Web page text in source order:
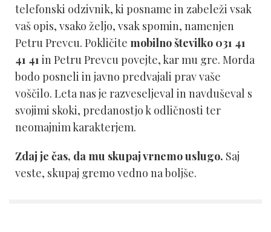
telefonski odzivnik, ki posname in zabeleži vsak
vaš opis, vsako željo, vsak spomin, namenjen
Petru Prevcu. Pokličite mobilno številko 031 41
41 41 in Petru Prevcu povejte, kar mu gre. Morda
bodo posneli in javno predvajali prav vaše
voščilo. Leta nas je razveseljeval in navduševal s
svojimi skoki, predanostjo k odličnosti ter
neomajnim karakterjem.
Zdaj je čas, da mu skupaj vrnemo uslugo. Saj
veste, skupaj gremo vedno na boljše.